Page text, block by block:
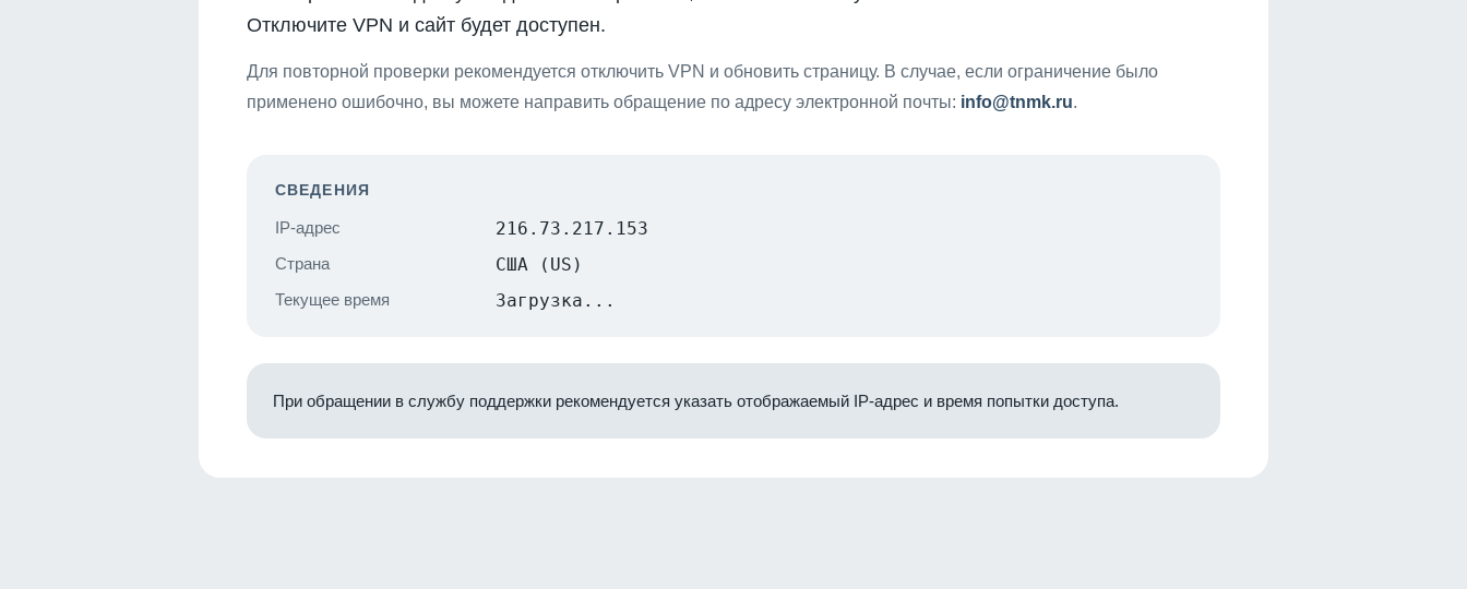
Отключите VPN и сайт будет доступен.
Для повторной проверки рекомендуется отключить VPN и обновить страницу. В случае, если ограничение было
применено ошибочно, вы можете направить обращение по адресу электронной почты: info@tnmk.ru.
СВЕДЕНИЯ
IP-адрес 216.73.217.153
Страна США (US)
Текущее время Загрузка...
При обращении в службу поддержки рекомендуется указать отображаемый IP-адрес и время попытки доступа.